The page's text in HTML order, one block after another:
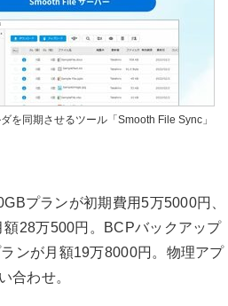
を同期させるツール「Smooth File Sync」
プランが初期費用5万5000円、
28万500円。BCPバックアップ
ンが月額19万8000円。物理アプ
合わせ。